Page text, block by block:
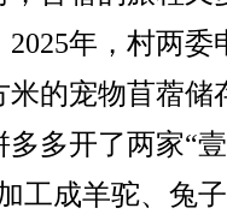
年，村两委
米的宠物苜蓿储
多开了两家“
工成羊驼、兔